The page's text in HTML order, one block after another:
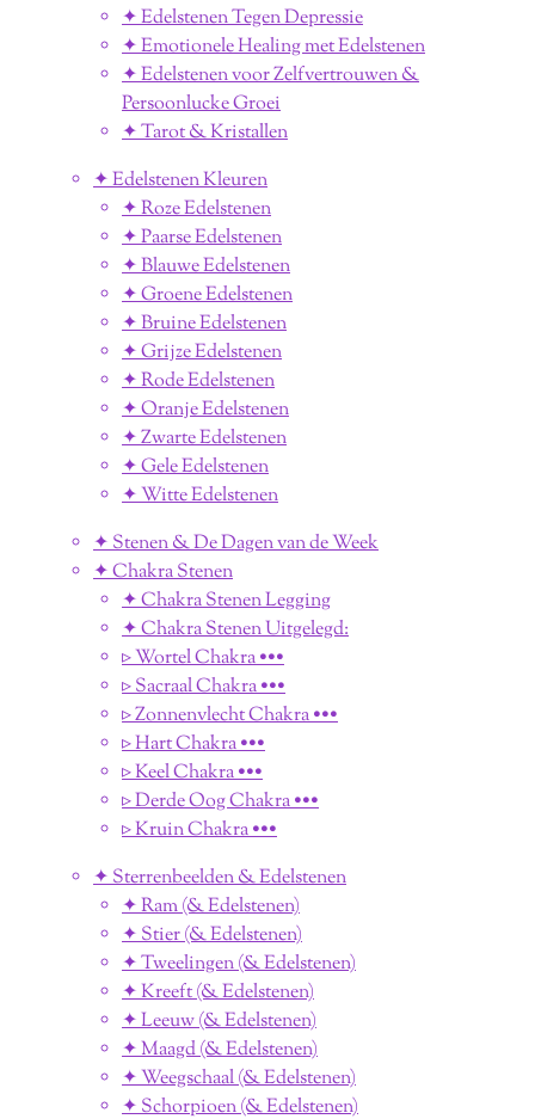
✦ Edelstenen Tegen Depressie
✦ Emotionele Healing met Edelstenen
✦ Edelstenen voor Zelfvertrouwen &
Persoonlucke Groei
✦ Tarot & Kristallen
✦ Edelstenen Kleuren
✦ Roze Edelstenen
✦ Paarse Edelstenen
✦ Blauwe Edelstenen
✦ Groene Edelstenen
✦ Bruine Edelstenen
✦ Grijze Edelstenen
✦ Rode Edelstenen
✦ Oranje Edelstenen
✦ Zwarte Edelstenen
✦ Gele Edelstenen
✦ Witte Edelstenen
✦ Stenen & De Dagen van de Week
✦ Chakra Stenen
✦ Chakra Stenen Legging
✦ Chakra Stenen Uitgelegd:
▹ Wortel Chakra •••
▹ Sacraal Chakra •••
▹ Zonnenvlecht Chakra •••
▹ Hart Chakra •••
▹ Keel Chakra •••
▹ Derde Oog Chakra •••
▹ Kruin Chakra •••
✦ Sterrenbeelden & Edelstenen
✦ Ram (& Edelstenen)
✦ Stier (& Edelstenen)
✦ Tweelingen (& Edelstenen)
✦ Kreeft (& Edelstenen)
✦ Leeuw (& Edelstenen)
✦ Maagd (& Edelstenen)
✦ Weegschaal (& Edelstenen)
✦ Schorpioen (& Edelstenen)